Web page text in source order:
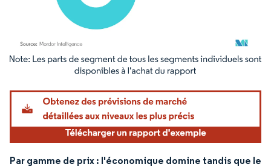
Image © Mordor Intelligence. La réutilisation nécessite une attribution sous CC BY
Par gamme de prix : l'économique domine tandis que le